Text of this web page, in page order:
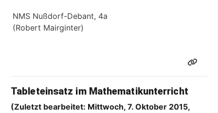
NMS Nußdorf-Debant, 4a
(Robert Mairginter)
Tableteinsatz im Mathematikunterricht
(Zuletzt bearbeitet: Mittwoch, 7. Oktober 2015,